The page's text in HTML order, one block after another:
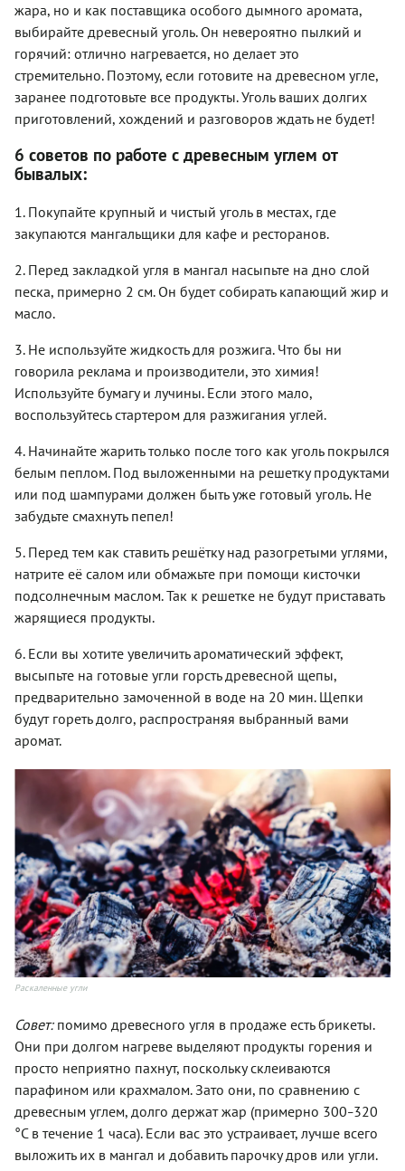
жара, но и как поставщика особого дымного аромата,
выбирайте древесный уголь. Он невероятно пылкий и
горячий: отлично нагревается, но делает это
стремительно. Поэтому, если готовите на древесном угле,
заранее подготовьте все продукты. Уголь ваших долгих
приготовлений, хождений и разговоров ждать не будет!
6 советов по работе с древесным углем от
бывалых:
1. Покупайте крупный и чистый уголь в местах, где
закупаются мангальщики для кафе и ресторанов.
2. Перед закладкой угля в мангал насыпьте на дно слой
песка, примерно 2 см. Он будет собирать капающий жир и
масло.
3. Не используйте жидкость для розжига. Что бы ни
говорила реклама и производители, это химия!
Используйте бумагу и лучины. Если этого мало,
воспользуйтесь стартером для разжигания углей.
4. Начинайте жарить только после того как уголь покрылся
белым пеплом. Под выложенными на решетку продуктами
или под шампурами должен быть уже готовый уголь. Не
забудьте смахнуть пепел!
5. Перед тем как ставить решётку над разогретыми углями,
натрите её салом или обмажьте при помощи кисточки
подсолнечным маслом. Так к решетке не будут приставать
жарящиеся продукты.
6. Если вы хотите увеличить ароматический эффект,
высыпьте на готовые угли горсть древесной щепы,
предварительно замоченной в воде на 20 мин. Щепки
будут гореть долго, распространяя выбранный вами
аромат.
Раскаленные угли
Совет:помимо древесного угля в продаже есть брикеты.
Они при долгом нагреве выделяют продукты горения и
просто неприятно пахнут, поскольку склеиваются
парафином или крахмалом. Зато они, по сравнению с
древесным углем, долго держат жар (примерно 300–320
°С в течение 1 часа). Если вас это устраивает, лучше всего
выложить их в мангал и добавить парочку дров или угли.